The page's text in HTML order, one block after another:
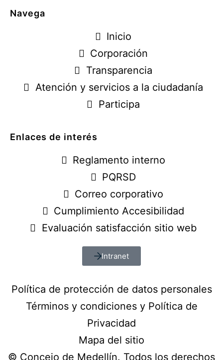
Navega
Inicio
Corporación
Transparencia
Atención y servicios a la ciudadanía
Participa
Enlaces de interés
Reglamento interno
PQRSD
Correo corporativo
Cumplimiento Accesibilidad
Evaluación satisfacción sitio web
Intranet
Política de protección de datos personales
Términos y condiciones y Política de
Privacidad
Mapa del sitio
© Concejo de Medellín. Todos los derechos